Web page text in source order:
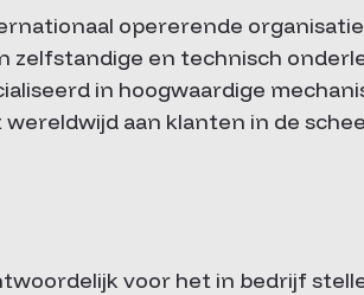
opererende
en technisch
in hoogwaardige
aan klanten in de
voor het in bedrijf